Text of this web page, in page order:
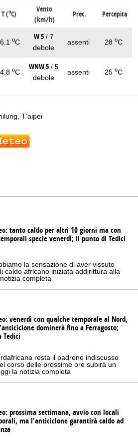
T (oC)
Vento
(km/h)
Prec. Percepita
oC
W 5 / 7
debole
assenti 28 oC
oC
WNW 5 / 5
debole
assenti 25 oC
T'aipei
tanto caldo per altri 10 giorni ma con
specie venerdì; il punto di Tedici
la sensazione di aver vissuto
caldo africano iniziata addirittura alla
completa
venerdì con qualche temporale al Nord,
dominerà fino a Ferragosto;
Tedici
resta il padrone indiscusso
corso delle prossime ore subirà un
la notizia completa
prossima settimana, avvio con locali
ma l'anticiclone garantirà caldo ad